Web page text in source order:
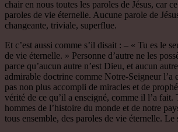
chair en nous toutes les paroles de Jésus, car
paroles de vie éternelle. Aucune parole de
changeante, triviale, superflue.
Et c’est aussi comme s’il disait : – « Tu es le
de vie éternelle. » Personne d’autre ne les
parce qu’aucun autre n’est Dieu, et aucun
admirable doctrine comme Notre-Seigneur l’a
pas non plus accompli de miracles et de
vérité de ce qu’il a enseigné, comme il l’a fait.
hommes de l’histoire du monde et de notre
tous ensemble, des paroles de vie éternelle. Le